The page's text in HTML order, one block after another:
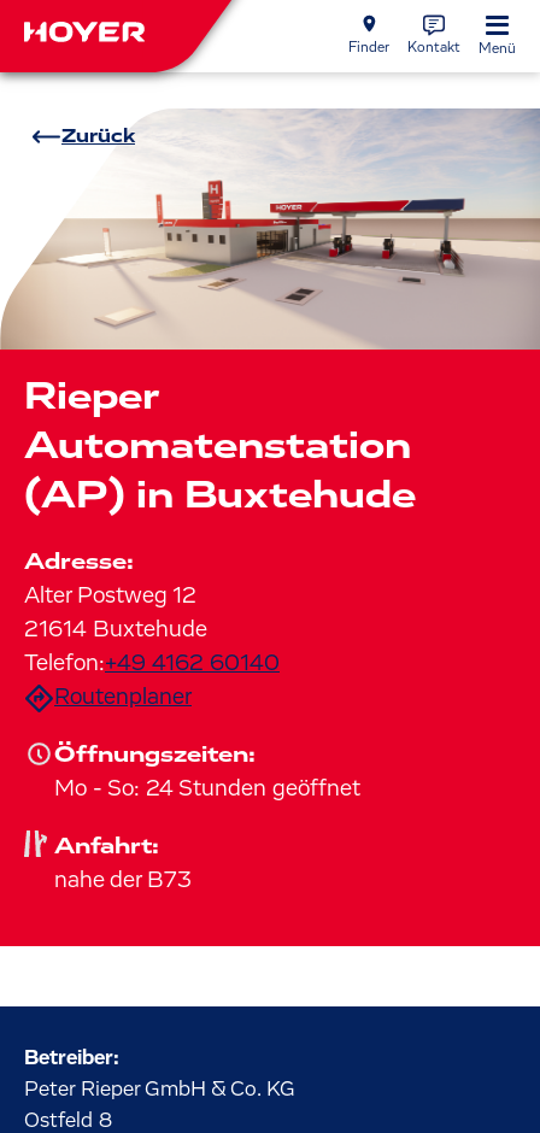
Finder Kontakt Menü
Zurück
Rieper
Automatenstation
(AP) in Buxtehude
Adresse:
Alter Postweg 12
21614 Buxtehude
Telefon:+49 4162 60140
Routenplaner
Öffnungszeiten:
Mo - So: 24 Stunden geöffnet
Anfahrt:
nahe der B73
Betreiber:
Peter Rieper GmbH & Co. KG
Ostfeld 8